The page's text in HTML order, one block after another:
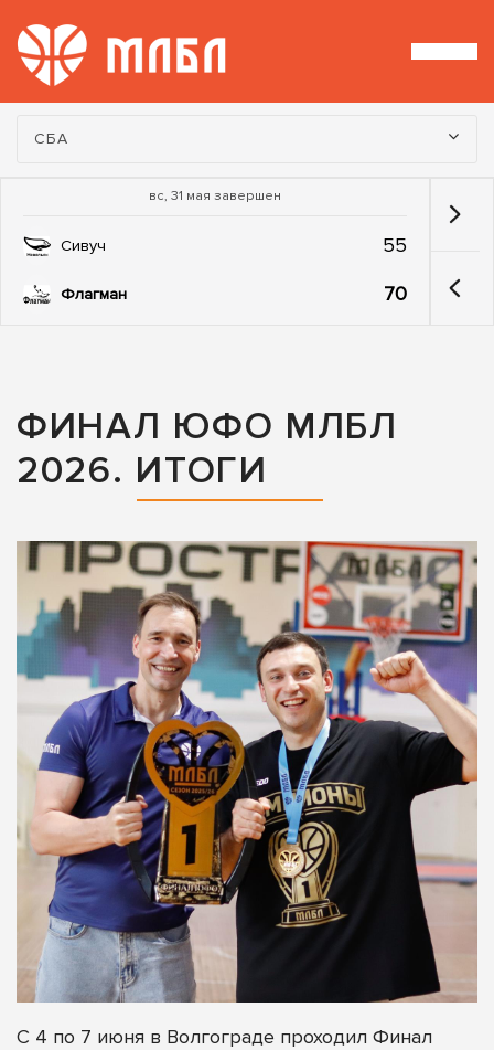
Турнир:
СБА
вс, 31 мая завершен
Сивуч 55
Флагман 70
ФИНАЛ ЮФО МЛБЛ
2026. ИТОГИ
С 4 по 7 июня в Волгограде проходил Финал